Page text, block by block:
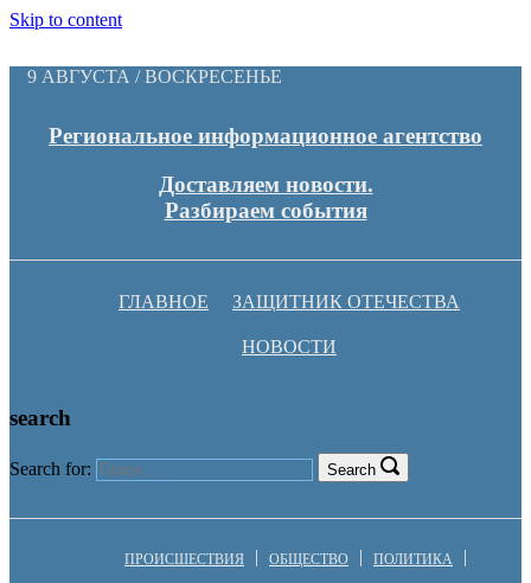
Skip to content
9 АВГУСТА / ВОСКРЕСЕНЬЕ
Региональное информационное агентство
Доставляем новости.
Разбираем события
ГЛАВНОЕ ЗАЩИТНИК ОТЕЧЕСТВА
НОВОСТИ
search
Search for: Search
ПРОИСШЕСТВИЯ ОБЩЕСТВО ПОЛИТИКА